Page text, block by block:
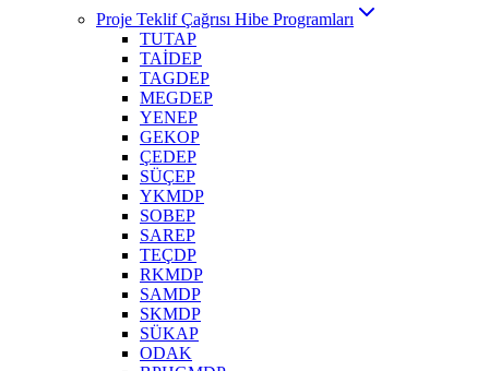
Proje Teklif Çağrısı Hibe Programları
TUTAP
TAİDEP
TAGDEP
MEGDEP
YENEP
GEKOP
ÇEDEP
SÜÇEP
YKMDP
SOBEP
SAREP
TEÇDP
RKMDP
SAMDP
SKMDP
SÜKAP
ODAK